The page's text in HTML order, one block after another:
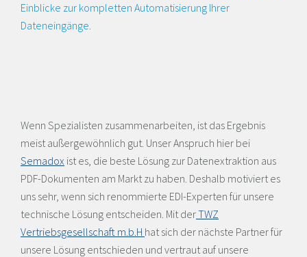
Einblicke zur kompletten Automatisierung Ihrer
Dateneingänge.
Wenn Spezialisten zusammenarbeiten, ist das Ergebnis
meist außergewöhnlich gut. Unser Anspruch hier bei
Semadox ist es, die beste Lösung zur Datenextraktion aus
PDF-Dokumenten am Markt zu haben. Deshalb motiviert es
uns sehr, wenn sich renommierte EDI-Experten für unsere
technische Lösung entscheiden. Mit derTWZ
Vertriebsgesellschaft m.b.H hat sich der nächste Partner für
unsere Lösung entschieden und vertraut auf unsere